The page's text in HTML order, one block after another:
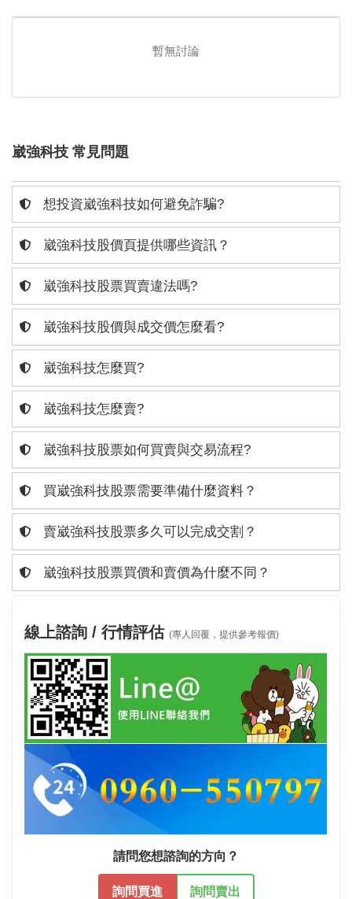
暫無討論
崴強科技 常見問題
想投資崴強科技如何避免詐騙?
崴強科技股價頁提供哪些資訊？
崴強科技股票買賣違法嗎?
崴強科技股價與成交價怎麼看?
崴強科技怎麼買?
崴強科技怎麼賣?
崴強科技股票如何買賣與交易流程?
買崴強科技股票需要準備什麼資料？
賣崴強科技股票多久可以完成交割？
崴強科技股票買價和賣價為什麼不同？
線上諮詢 / 行情評估 (專人回覆，提供參考報價)
請問您想諮詢的方向？
詢問買進 詢問賣出